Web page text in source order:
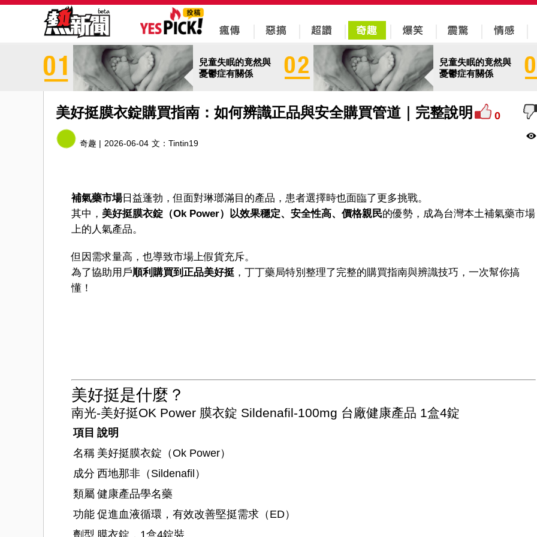
兒童失眠的竟然與
憂鬱症有關係
兒童失眠的竟然與
憂鬱症有關係
美好挺膜衣錠購買指南：如何辨識正品與安全購買管道｜完整說明 0
奇趣 | 2026-06-04 文： Tintin19
補氣藥市場日益蓬勃，但面對琳瑯滿目的產品，患者選擇時也面臨了更多挑戰。
其中， 美好挺膜衣錠（Ok Power）以效果穩定、安全性高、價格親民的優勢，成為台灣本土補氣藥市場
上的人氣產品。
但因需求量高，也導致市場上假貨充斥。
為了協助用戶順利購買到正品美好挺 ，丁丁藥局特別整理了完整的購買指南與辨識技巧，一次幫你搞
懂！
美好挺是什麼？
南光-美好挺OK Power 膜衣錠 Sildenafil-100mg 台廠健康產品 1盒4錠
項目 說明
名稱 美好挺膜衣錠（Ok Power）
成分 西地那非（Sildenafil）
類屬 健康產品學名藥
功能 促進血液循環，有效改善堅挺需求（ED）
劑型 膜衣錠，1盒4錠裝